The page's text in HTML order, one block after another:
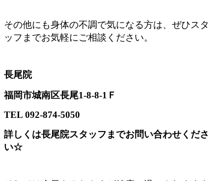
その他にも身体の不調で気になる方は、ぜひスタ
ッフまでお気軽にご相談ください。
長尾院
福岡市城南区長尾1-8-8-1Ｆ
TEL 092-874-5050
詳しくは長尾院スタッフまでお問い合わせくださ
い☆